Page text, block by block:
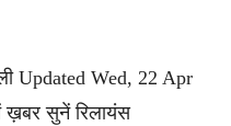
Updated Wed, 22 Apr
सुनें रिलायंस